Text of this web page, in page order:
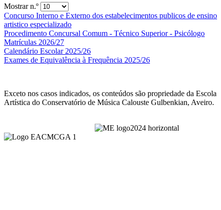
Mostrar n.º
Concurso Interno e Externo dos estabelecimentos publicos de ensino
artistico especializado
Procedimento Concursal Comum - Técnico Superior - Psicólogo
Matrículas 2026/27
Calendário Escolar 2025/26
Exames de Equivalência à Frequência 2025/26
Exceto nos casos indicados, os conteúdos são propriedade da Escola
Artística do Conservatório de Música Calouste Gulbenkian, Aveiro.